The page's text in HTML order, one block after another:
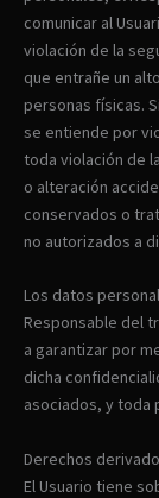
comunicar al
violación de la
que entrañe un
personas físicas.
se entiende por
toda violación de
o alteración
conservados o
no autorizados a
Los datos
Responsable del
a garantizar por
dicha
asociados, y toda
Derechos
El Usuario tiene